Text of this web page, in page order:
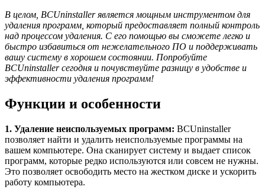
В целом, BCUninstaller является мощным инструментом для
удаления программ, который предоставляет полный контроль
над процессом удаления. С его помощью вы сможете легко и
быстро избавиться от нежелательного ПО и поддерживать
вашу систему в хорошем состоянии. Попробуйте
BCUninstaller сегодня и почувствуйте разницу в удобстве и
эффективности удаления программ!
Функции и особенности
1. Удаление неиспользуемых программ: BCUninstaller
позволяет найти и удалить неиспользуемые программы на
вашем компьютере. Она сканирует систему и выдает список
программ, которые редко используются или совсем не нужны.
Это позволяет освободить место на жестком диске и ускорить
работу компьютера.